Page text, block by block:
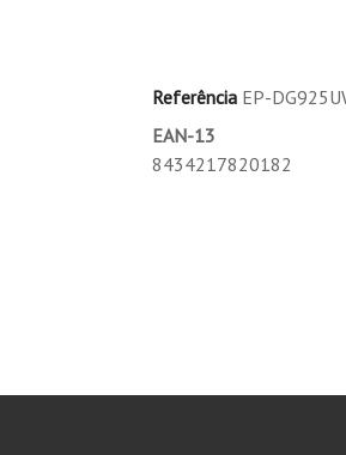
Referência EP-
EAN-13
8434217820182